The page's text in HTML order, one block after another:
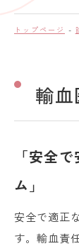
トップページ
輸
「安全
ム」
安全で適正
す。輸血責